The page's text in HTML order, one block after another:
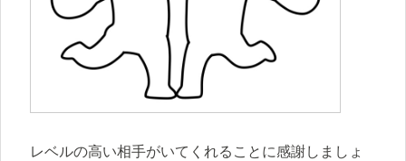
レベルの高い相手がいてくれることに感謝しましょ